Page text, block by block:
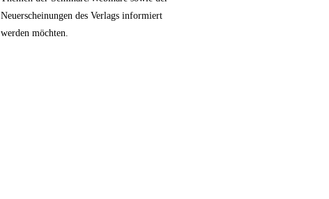
Neuerscheinungen des Verlags informiert
werden möchten.